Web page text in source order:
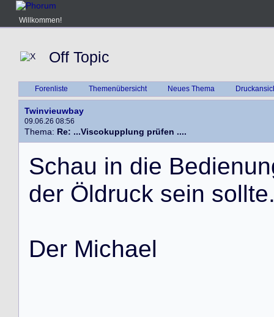
Willkommen!
Off Topic
Forenliste Themenübersicht Neues Thema
Twinvieuwbay
09.06.26 08:56
Thema: Re: ...Viscokupplung prüfen ....
Schau in die Bedienun
der Öldruck sein sollte
Der Michael